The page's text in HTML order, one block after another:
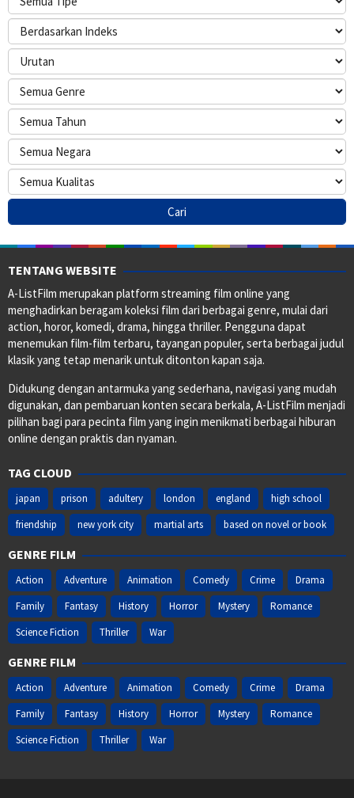
TENTANG WEBSITE
A-ListFilm merupakan platform streaming film online yang
menghadirkan beragam koleksi film dari berbagai genre, mulai dari
action, horor, komedi, drama, hingga thriller. Pengguna dapat
menemukan film-film terbaru, tayangan populer, serta berbagai judul
klasik yang tetap menarik untuk ditonton kapan saja.
Didukung dengan antarmuka yang sederhana, navigasi yang mudah
digunakan, dan pembaruan konten secara berkala, A-ListFilm menjadi
pilihan bagi para pecinta film yang ingin menikmati berbagai hiburan
online dengan praktis dan nyaman.
TAG CLOUD
japan prison adultery london england
high school
friendship
new york city martial arts based on novel or book
GENRE FILM
Action Adventure Animation Comedy Crime
Drama
Family
Fantasy History Horror Mystery
Romance
Science Fiction
Thriller War
GENRE FILM
Action Adventure Animation Comedy Crime
Drama
Family
Fantasy History Horror Mystery
Romance
Science Fiction
Thriller War